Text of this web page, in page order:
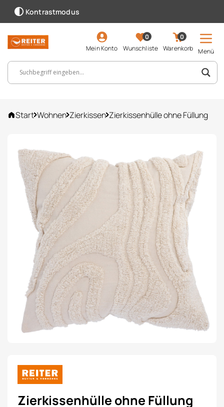
Kontrastmodus
Mein Konto
0
Wunschliste
0
Warenkorb
Menü
Suchbegriff, Artikelnummer ...
Start Wohnen Zierkissen Zierkissenhülle ohne Füllung
Zierkissenhülle ohne Füllung